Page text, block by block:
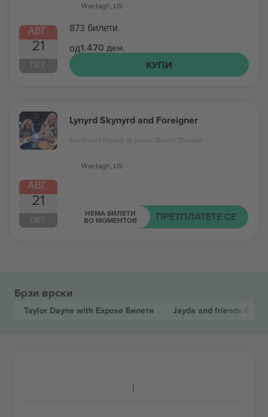
АВГ.
21
ПЕТ.
Wantagh, US
873 билети
од1.470 ден.
КУПИ
АВГ.
21
ПЕТ.
Lynyrd Skynyrd and Foreigner
Northwell Health at Jones Beach Theater
Wantagh, US
НЕМА БИЛЕТИ
ВО МОМЕНТОВ ПРЕТПЛАТЕТЕ СЕ
Брзи врски
Taylor Dayne with Expose Билети Jayda and friends